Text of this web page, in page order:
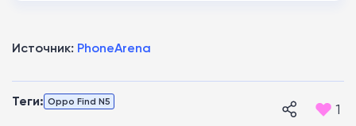
Источник: PhoneArena
Теги: Oppo Find N5 1